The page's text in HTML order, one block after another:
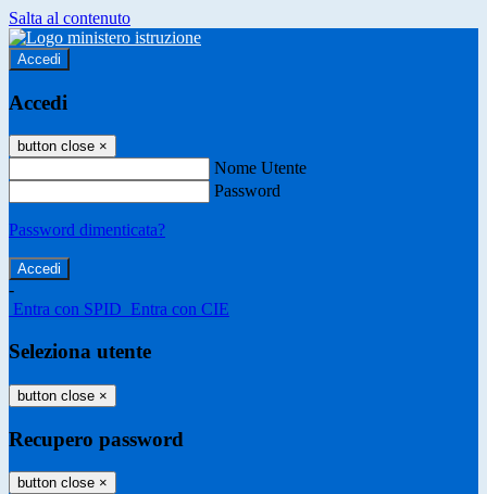
Salta al contenuto
Accedi
Accedi
button close ×
Nome Utente
Password
Password dimenticata?
-
Entra con SPID Entra con CIE
Seleziona utente
button close ×
Recupero password
button close ×